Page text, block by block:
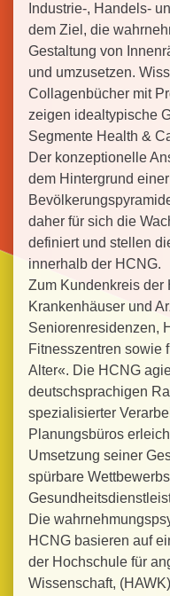
Industrie-, Handels-
dem Ziel, die
Gestaltung von
und umzusetzen.
Collagenbücher mit
zeigen idealtypische
Segmente Health &
Der konzeptionelle
dem Hintergrund
daher für sich die
definiert und stellen
innerhalb der HCNG.
Zum Kundenkreis der
Krankenhäuser und
Seniorenresidenzen,
Fitnesszentren sowie
Alter«. Die HCNG
deutschsprachigen
spezialisierter
Planungsbüros
Umsetzung seiner
spürbare
Die
HCNG basieren auf
der Hochschule für
Wissenschaft,